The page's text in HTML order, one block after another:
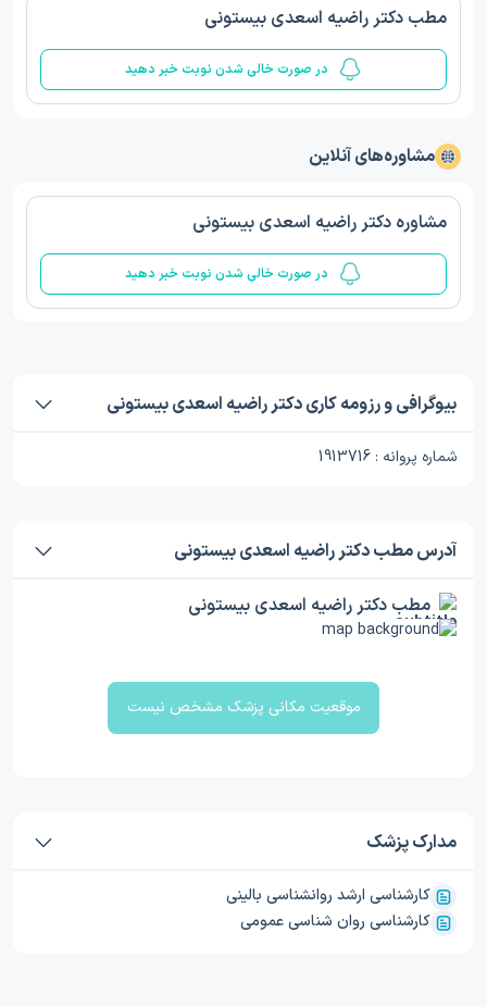
مطب دکتر راضیه اسعدی بیستونی
در صورت خالی شدن نوبت خبر دهید
مشاوره‌های آنلاین
مشاوره دکتر راضیه اسعدی بیستونی
در صورت خالی شدن نوبت خبر دهید
بیوگرافی و رزومه کاری دکتر راضیه اسعدی بیستونی
شماره پروانه : 1913716
آدرس مطب دکتر راضیه اسعدی بیستونی
مطب دکتر راضیه اسعدی بیستونی
موقعیت مکانی پزشک مشخص نیست
مدارک پزشک
کارشناسی ارشد روانشناسی بالینی
کارشناسی روان شناسی عمومی